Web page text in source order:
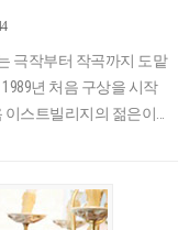
극작부터 작곡까지 도맡
년 처음 구상을 시작
이스트빌리지의 젊은이